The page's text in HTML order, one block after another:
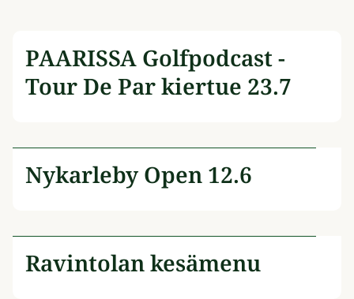
PAARISSA Golfpodcast -
Tour De Par kiertue 23.7
Nykarleby Open 12.6
Ravintolan kesämenu